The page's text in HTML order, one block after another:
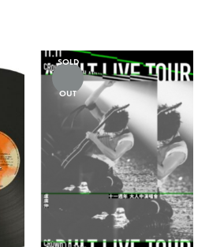
SOLD
OUT